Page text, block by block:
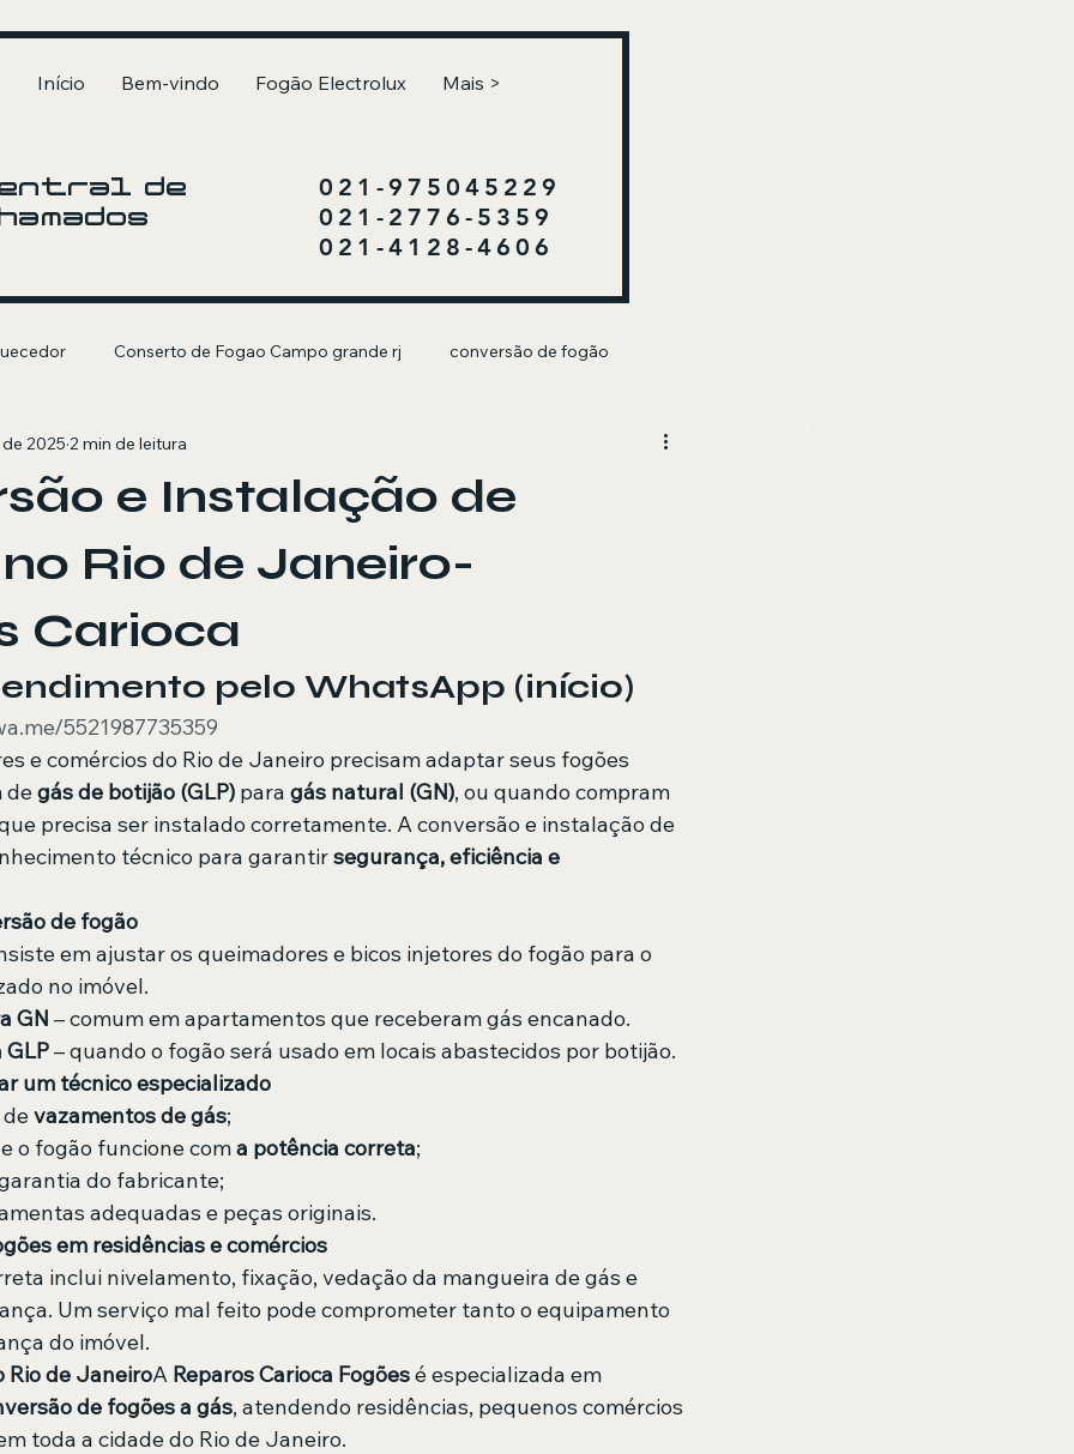
Início Bem-vindo Fogão Electrolux Mais >
de
021-975045229
021-2776-5359
021-4128-4606
Conserto de Fogao Campo grande rj conversão de fogão
Churrasqueira a Gás
e Instalação de
Rio de Janeiro-
Carioca
2025 2 min de leitura
pelo WhatsApp (início)
5521987735359
e comércios do Rio de Janeiro precisam adaptar seus fogões
de gás de botijão (GLP) para gás natural (GN), ou quando compram
precisa ser instalado corretamente. A conversão e instalação de
técnico para garantir segurança, eficiência e
de fogão
em ajustar os queimadores e bicos injetores do fogão para o
no imóvel.
GN – comum em apartamentos que receberam gás encanado.
GLP – quando o fogão será usado em locais abastecidos por botijão.
um técnico especializado
vazamentos de gás;
o fogão funcione com a potência correta;
do fabricante;
adequadas e peças originais.
em residências e comércios
inclui nivelamento, fixação, vedação da mangueira de gás e
Um serviço mal feito pode comprometer tanto o equipamento
do imóvel.
de JaneiroA Reparos Carioca Fogões é especializada em
de fogões a gás, atendendo residências, pequenos comércios
toda a cidade do Rio de Janeiro.